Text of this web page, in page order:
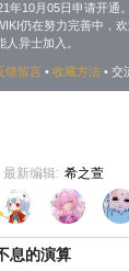
年10月05日申请开通。
仍在努力完善中，
人异士加入。
馈留言 • 收藏方法 • 交
最新编辑: 希之萱
息的演算